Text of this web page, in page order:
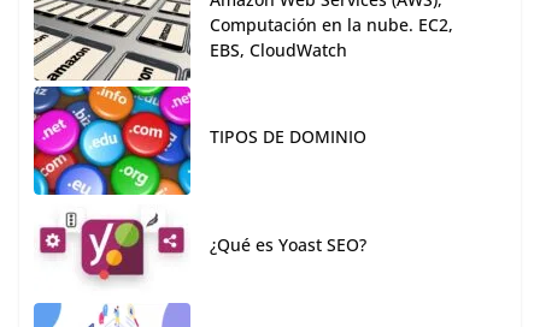
Computación en la nube. EC2,
EBS, CloudWatch
TIPOS DE DOMINIO
¿Qué es Yoast SEO?